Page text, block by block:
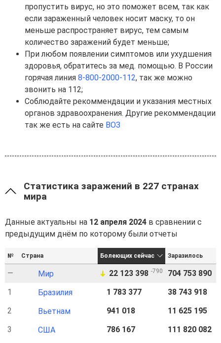
пропустить вирус, но это поможет всем, так как
если зараженный человек носит маску, то он
меньше распространяет вирус, тем самым
количество заражений будет меньше;
При любом появлении симптомов или ухудшения
здоровья, обратитесь за мед. помощью. В России
горячая линия 8-800-2000-112, так же можно
звонить на 112;
Соблюдайте рекоммендации и указания местных
органов здравоохранения. Другие рекоммендации
так же есть на сайте ВОЗ
Статистика заражений в 227 странах
мира
Данные актуальны на 12 апреля 2024 в сравнении с
предыдущим днём по которому были отчеты
№ Страна Болеющих сейчас Заразилось
— Мир ➜ 22 123 398 -790 704 753 890
1
Бразилия 1 783 377 38 743 918
2
Вьетнам 941 018 11 625 195
3
США 786 167 111 820 082